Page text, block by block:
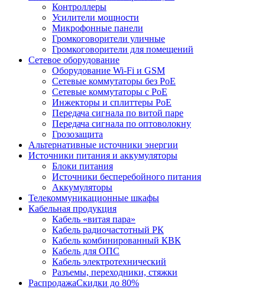
Контроллеры
Усилители мощности
Микрофонные панели
Громкоговорители уличные
Громкоговорители для помещений
Сетевое оборудование
Оборудование Wi-Fi и GSM
Сетевые коммутаторы без PoE
Сетевые коммутаторы с PoE
Инжекторы и сплиттеры PoE
Передача сигнала по витой паре
Передача сигнала по оптоволокну
Грозозащита
Альтернативные источники энергии
Источники питания и аккумуляторы
Блоки питания
Источники бесперебойного питания
Аккумуляторы
Телекоммуникационные шкафы
Кабельная продукция
Кабель «витая пара»
Кабель радиочастотный РК
Кабель комбинированный КВК
Кабель для ОПС
Кабель электротехнический
Разъемы, переходники, стяжки
РаспродажаСкидки до 80%